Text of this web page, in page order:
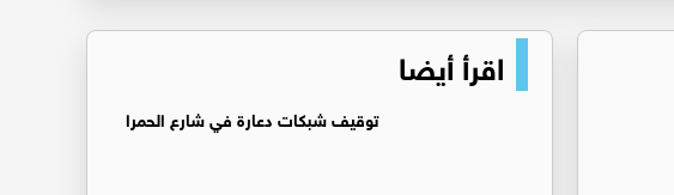
اقرأ أيضا
توقيف شبكات دعارة في شارع الحمرا